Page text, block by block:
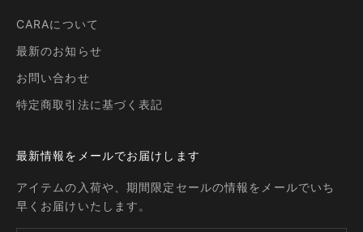
CARAについて
最新のお知らせ
お問い合わせ
特定商取引法に基づく表記
最新情報をメールでお届けします
アイテムの入荷や、期間限定セールの情報をメールでいち
早くお届けいたします。